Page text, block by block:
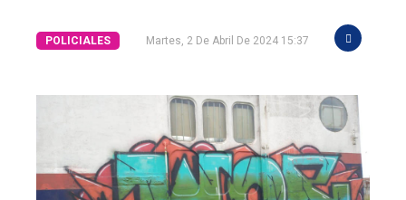
POLICIALES Martes, 2 De Abril De 2024 15:37